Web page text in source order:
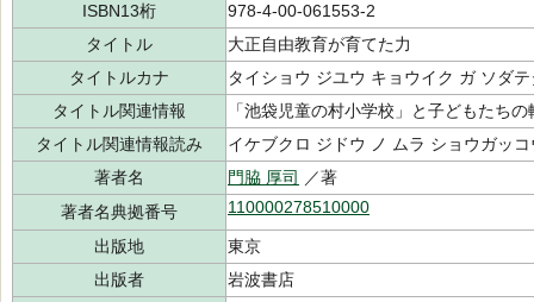
ISBN13桁
978-4-00-061553-2
タイトル
大正自由教育が育てた力
タイトルカナ
タイショウ ジユウ キョウイク ガ ソダ
タイトル関連情報
「池袋児童の村小学校」と子どもたちの
タイトル関連情報読み
イケブクロ ジドウ ノ ムラ ショウガッ
著者名
門脇 厚司
／著
著者名典拠番号
110000278510000
出版地
東京
出版者
岩波書店